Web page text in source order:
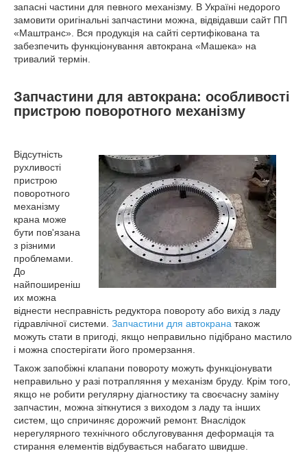
запасні частини для певного механізму. В Україні недорого
замовити оригінальні запчастини можна, відвідавши сайт ПП
«Маштранс». Вся продукція на сайті сертифікована та
забезпечить функціонування автокрана «Машека» на
тривалий термін.
Запчастини для автокрана: особливості
пристрою поворотного механізму
Відсутність
рухливості
пристрою
поворотного
механізму
крана може
бути пов'язана
з різними
проблемами.
До
найпоширеніш
их можна
віднести несправність редуктора повороту або вихід з ладу
гідравлічної системи. Запчастини для автокрана також
можуть стати в пригоді, якщо неправильно підібрано мастило
і можна спостерігати його промерзання.
Також запобіжні клапани повороту можуть функціонувати
неправильно у разі потрапляння у механізм бруду. Крім того,
якщо не робити регулярну діагностику та своєчасну заміну
запчастин, можна зіткнутися з виходом з ладу та інших
систем, що спричиняє дорожчий ремонт. Внаслідок
нерегулярного технічного обслуговування деформація та
стирання елементів відбувається набагато швидше.